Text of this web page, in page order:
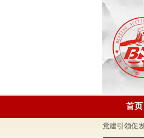
首页
规范运营强
关于发布《
“协会+媒
关于做好夏
党建引领
关于发布